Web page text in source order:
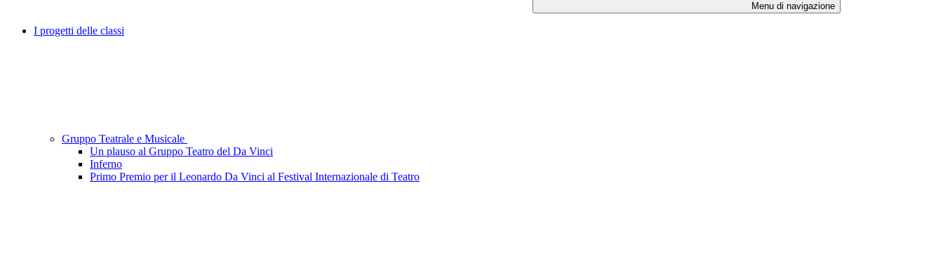
Menu di navigazione
I progetti delle classi
Gruppo Teatrale e Musicale
Un plauso al Gruppo Teatro del Da Vinci
Inferno
Primo Premio per il Leonardo Da Vinci al Festival Internazionale di Teatro